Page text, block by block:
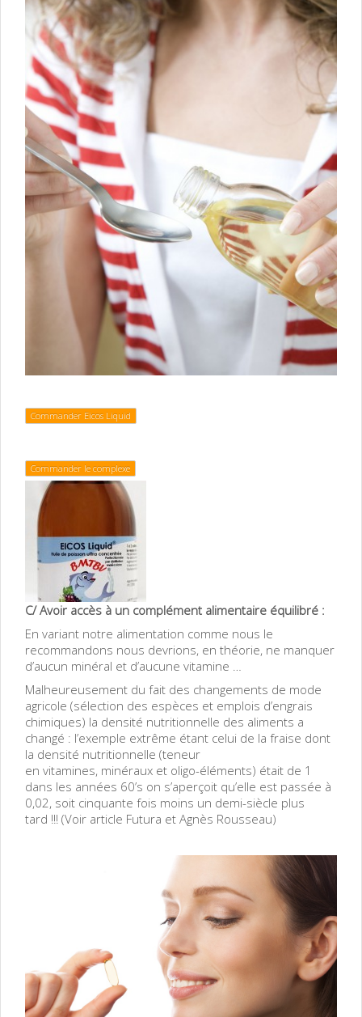
Commander Eicos Liquid
Commander le complexe
C/ Avoir accès à un complément alimentaire équilibré :
En variant notre alimentation comme nous le
recommandons nous devrions, en théorie, ne manquer
d’aucun minéral et d’aucune vitamine …
Malheureusement du fait des changements de mode
agricole (sélection des espèces et emplois d’engrais
chimiques) la densité nutritionnelle des aliments a
changé : l’exemple extrême étant celui de la fraise dont
la densité nutritionnelle (teneur
en vitamines, minéraux et oligo-éléments) était de 1
dans les années 60’s on s’aperçoit qu’elle est passée à
0,02, soit cinquante fois moins un demi-siècle plus
tard !!! (Voir article Futura et Agnès Rousseau)